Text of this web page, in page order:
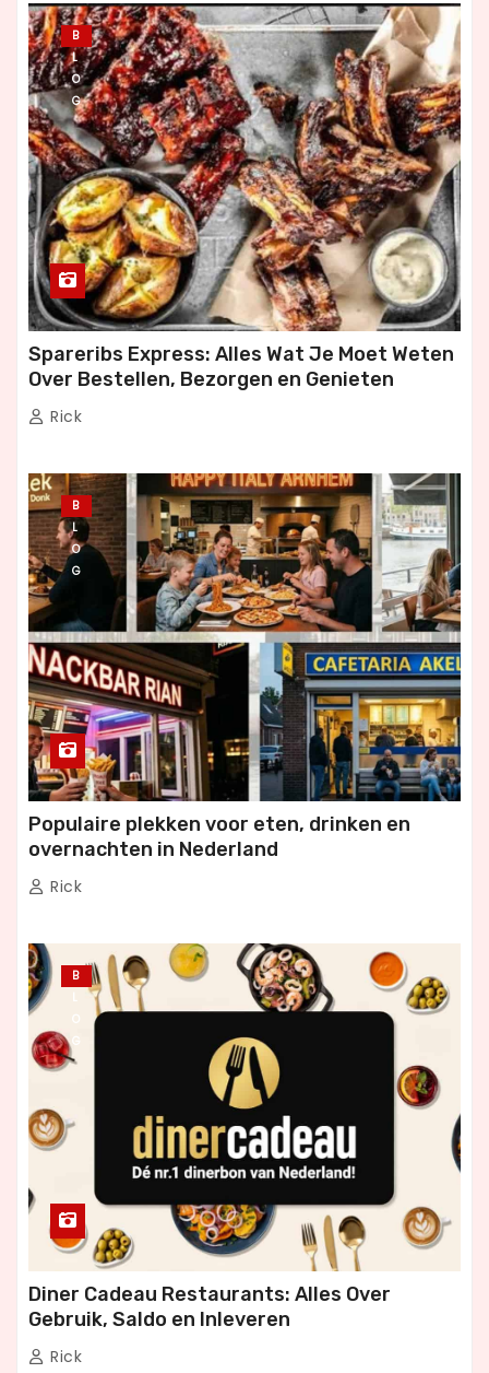
B
L
O
G
Spareribs Express: Alles Wat Je Moet Weten
Over Bestellen, Bezorgen en Genieten
Rick
B
L
O
G
Populaire plekken voor eten, drinken en
overnachten in Nederland
Rick
B
L
O
G
Diner Cadeau Restaurants: Alles Over
Gebruik, Saldo en Inleveren
Rick